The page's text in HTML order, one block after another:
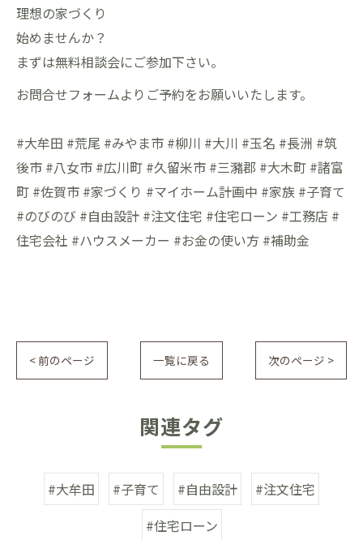
理想の家づくり
始めませんか？
まずは無料相談会にご参加下さい。
お問合せフォームよりご予約をお願いいたします。
#大牟田 #荒尾 #みやま市 #柳川 #大川 #玉名 #長洲 #筑
後市 #八女市 #広川町 #久留米市 #三瀦郡 #大木町 #諸富
町 #佐賀市 #家づくり #マイホーム計画中 #家族 #子育て
#のびのび #自由設計 #注文住宅 #住宅ローン #工務店 #
住宅会社 #ハウスメーカー #お金の使い方 #補助金
< 前のページ 一覧に戻る 次のページ >
関連タグ
#大牟田 #子育て #自由設計
#注文住宅
#住宅ローン